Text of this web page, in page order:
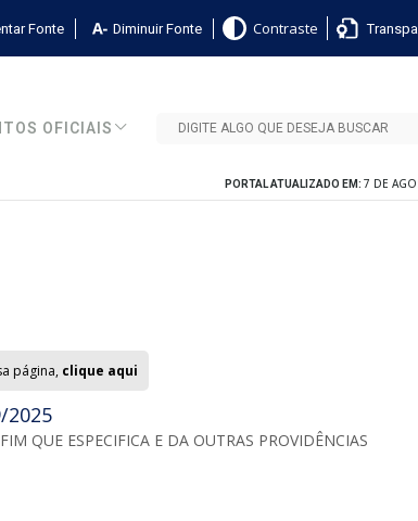
Fonte Diminuir Fonte Contraste
OFICIAIS
PORTAL ATUALIZADO EM: 7 DE
página, clique aqui
2025
QUE ESPECIFICA E DA OUTRAS PROVIDÊNCIAS